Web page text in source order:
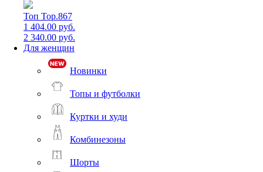
Топ Top.867
1 404.00 руб.
2 340.00 руб.
Для женщин
Новинки
Топы и футболки
Куртки и худи
Комбинезоны
Шорты